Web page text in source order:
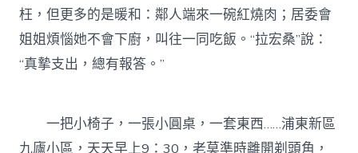
枉，但更多的是暖和：鄰人端來一碗紅燒肉；居委會
姐姐煩惱她不會下廚，叫往一同吃飯。“拉宏桑”說：
“真摯支出，總有報答。”
一把小椅子，一張小圓桌，一套東西……浦東新區
九廬小區，天天早上9：30，老莫準時離開剃頭角，